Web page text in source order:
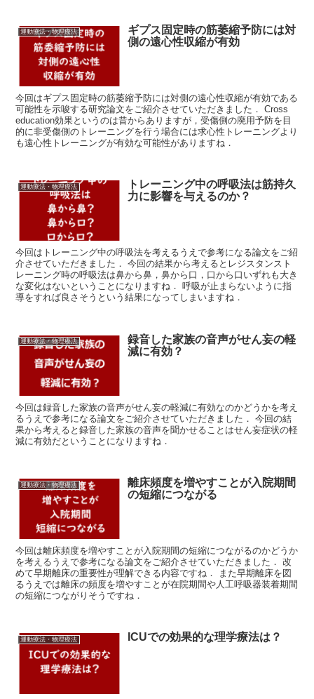
運動療法・物理療法
ギプス固定時の筋萎縮予防には対
側の遠心性収縮が有効
今回はギプス固定時の筋萎縮予防には対側の遠心性収縮が有効である
可能性を示唆する研究論文をご紹介させていただきました． Cross
education効果というのは昔からありますが，受傷側の廃用予防を目
的に非受傷側のトレーニングを行う場合には求心性トレーニングより
も遠心性トレーニングが有効な可能性がありますね．
運動療法・物理療法
トレーニング中の呼吸法は筋持久
力に影響を与えるのか？
今回はトレーニング中の呼吸法を考えるうえで参考になる論文をご紹
介させていただきました． 今回の結果から考えるとレジスタンスト
レーニング時の呼吸法は鼻から鼻，鼻から口，口から口いずれも大き
な変化はないということになりますね． 呼吸が止まらないように指
導をすれば良さそうという結果になってしまいますね．
運動療法・物理療法
録音した家族の音声がせん妄の軽
減に有効？
今回は録音した家族の音声がせん妄の軽減に有効なのかどうかを考え
るうえで参考になる論文をご紹介させていただきました． 今回の結
果から考えると録音した家族の音声を聞かせることはせん妄症状の軽
減に有効だということになりますね．
運動療法・物理療法
離床頻度を増やすことが入院期間
の短縮につながる
今回は離床頻度を増やすことが入院期間の短縮につながるのかどうか
を考えるうえで参考になる論文をご紹介させていただきました． 改
めて早期離床の重要性が理解できる内容ですね． また早期離床を図
るうえでは離床の頻度を増やすことが在院期間や人工呼吸器装着期間
の短縮につながりそうですね．
運動療法・物理療法 ICUでの効果的な理学療法は？